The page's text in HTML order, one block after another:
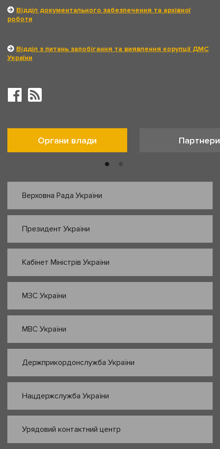
Відділ документального забезпечення та архівної
роботи
Відділ з питань запобігання та виявлення корупції ДМС
України
Органи влади Партнери
Верховна Рада України
Президент України
Кабінет Міністрів України
МЗС України
МВС України
Держприкордонслужба України
Нацдержслужба України
Урядовий контактний центр